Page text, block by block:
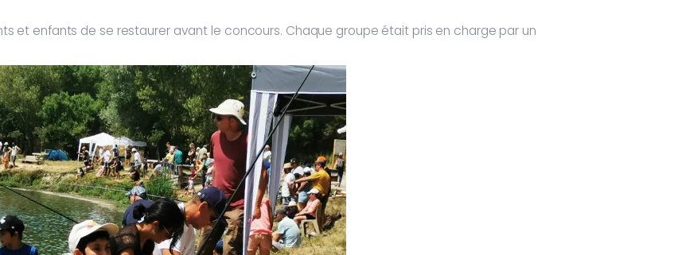
et enfants de se restaurer avant le concours. Chaque groupe était pris en charge par un